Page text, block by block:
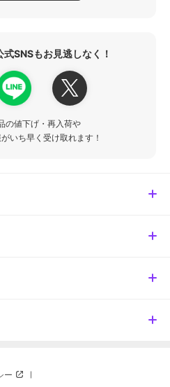
SNSもお見逃しなく！
の値下げ・再入荷や
いち早く受け取れます！
ー